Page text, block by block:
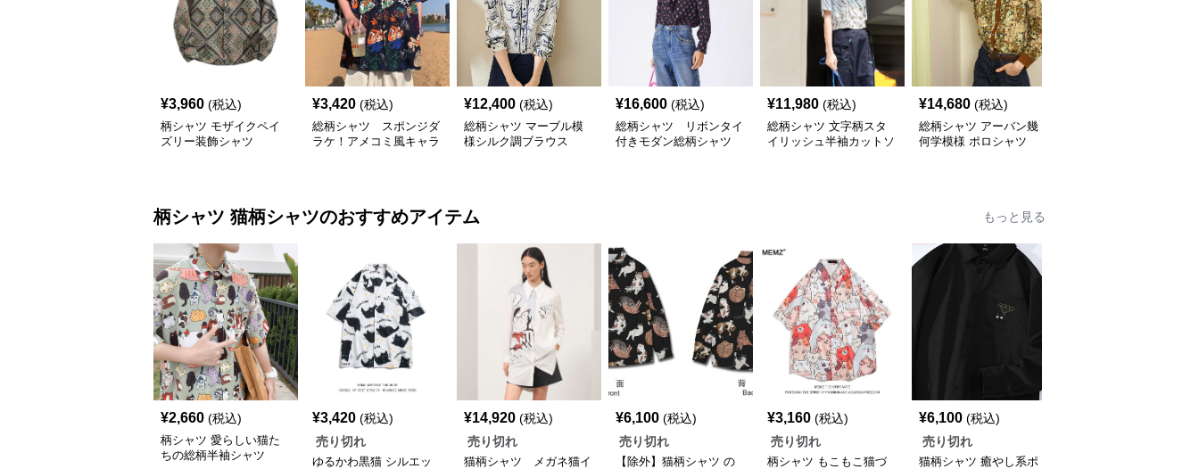
¥3,960 (税込)
柄シャツ モザイクペイ
ズリー装飾シャツ
¥3,420 (税込)
総柄シャツ スポンジダ
ラケ！アメコミ風キャラ
¥12,400 (税込)
総柄シャツ マーブル模
様シルク調ブラウス
¥16,600 (税込)
総柄シャツ リボンタイ
付きモダン総柄シャツ
¥11,980 (税込)
総柄シャツ 文字柄スタ
イリッシュ半袖カットソ
¥14,680 (税込)
総柄シャツ アーバン幾
何学模様 ポロシャツ
柄シャツ 猫柄シャツのおすすめアイテム もっと見る
¥2,660 (税込)
柄シャツ 愛らしい猫た
ちの総柄半袖シャツ
¥3,420 (税込)
売り切れ
ゆるかわ黒猫 シルエッ
¥14,920 (税込)
売り切れ
猫柄シャツ メガネ猫イ
¥6,100 (税込)
売り切れ
【除外】猫柄シャツ の
¥3,160 (税込)
売り切れ
柄シャツ もこもこ猫づ
¥6,100 (税込)
売り切れ
猫柄シャツ 癒やし系ポ